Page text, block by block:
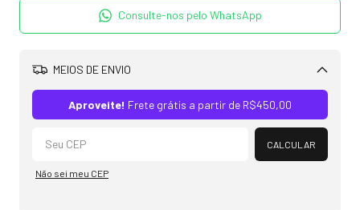
Consulte-nos pelo WhatsApp
MEIOS DE ENVIO
Aproveite! Frete grátis a partir de R$450,00
CALCULAR
Não sei meu CEP